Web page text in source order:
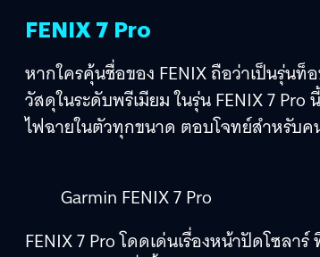
FENIX 7 Pro
หากใครคุ้นชื่อของ FENIX ถือว่าเป็นรุ่น
วัสดุในระดับพรีเมียม ในรุ่น FENIX 7
ไฟฉายในตัวทุกขนาด ตอบโจทย์สำหรับค
Garmin FENIX 7 Pro
FENIX 7 Pro โดดเด่นเรื่องหน้าปัดโซล